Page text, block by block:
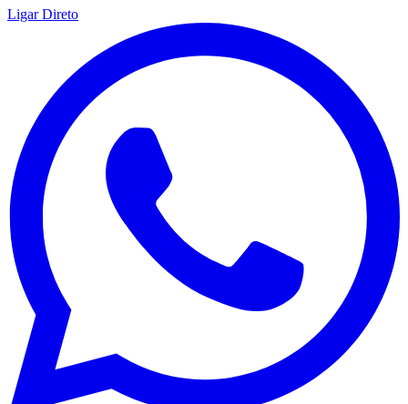
Ligar Direto